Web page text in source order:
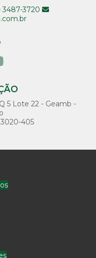
3487-3720
5 Lote 22 - Geamb -
405